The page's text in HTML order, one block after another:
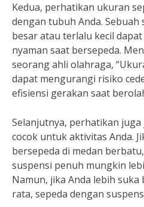
Kedua, perhatikan ukuran
dengan tubuh Anda. Sebuah
besar atau terlalu kecil
nyaman saat bersepeda.
seorang ahli olahraga,
dapat mengurangi risiko
efisiensi gerakan saat
Selanjutnya, perhatikan
cocok untuk aktivitas Anda.
bersepeda di medan
suspensi penuh mungkin
Namun, jika Anda lebih suka
rata, sepeda dengan